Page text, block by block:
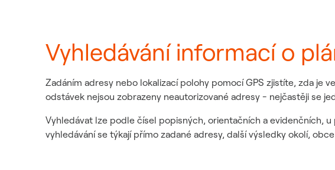
Vyhledávání informací o
Zadáním adresy nebo lokalizací polohy pomocí GPS zjistíte, zda je
odstávek nejsou zobrazeny neautorizované adresy - nejčastěji se
Vyhledávat lze podle čísel popisných, orientačních a evidenčních,
vyhledávání se týkají přímo zadané adresy, další výsledky okolí,